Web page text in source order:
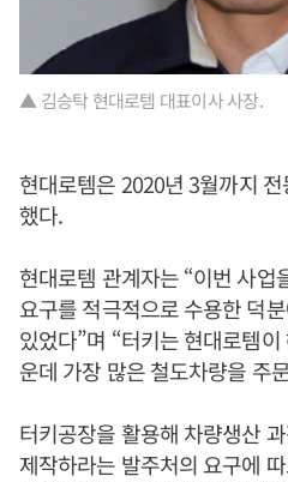
▲ 김승탁 현대로템 대표이사 사장.
현대로템은 2020년 3월까지
했다.
현대로템 관계자는 “이번 사업
요구를 적극적으로 수용한 덕
있었다”며 “터키는 현대로템
운데 가장 많은 철도차량을 주
터키공장을 활용해 차량생산
제작하라는 발주처의 요구에